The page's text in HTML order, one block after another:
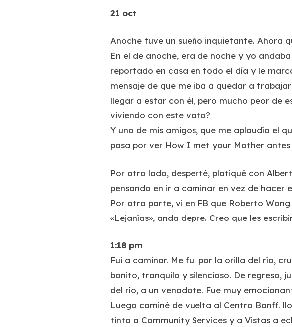
21 oct
Anoche tuve un sueño inquietante. Ahora
En el de anoche, era de noche y yo
reportado en casa en todo el día y le
mensaje de que me iba a quedar a
llegar a estar con él, pero mucho peor de
viviendo con este vato?
Y uno de mis amigos, que me aplaudía el
pasa por ver How I met your Mother antes
Por otro lado, desperté, platiqué con
pensando en ir a caminar en vez de hacer
Por otra parte, vi en FB que Roberto
«Lejanías», anda depre. Creo que les
1:18 pm
Fui a caminar. Me fui por la orilla del río,
bonito, tranquilo y silencioso. De regreso,
del río, a un venadote. Fue muy
Luego caminé de vuelta al Centro Banff.
tinta a Community Services y a Vistas a